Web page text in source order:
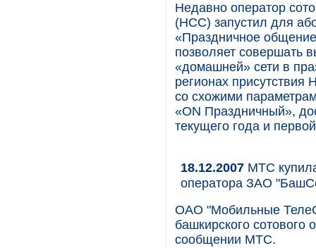
Недавно оператор
(НСС) запустил для
«Праздничное
позволяет совершать
«домашней» сети в
регионах
со схожими
«ON Праздничный»,
текущего года и
18.12.2007 МТС
оператора ЗАО
ОАО "Мобильные
башкирского
сообщении МТС.